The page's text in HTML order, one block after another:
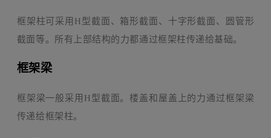
框架柱可采用H型截面、箱形截面、十字形截面、圆管形
截面等。所有上部结构的力都通过框架柱传递给基础。
框架梁
框架梁一般采用H型截面。楼盖和屋盖上的力通过框架梁
传递给框架柱。